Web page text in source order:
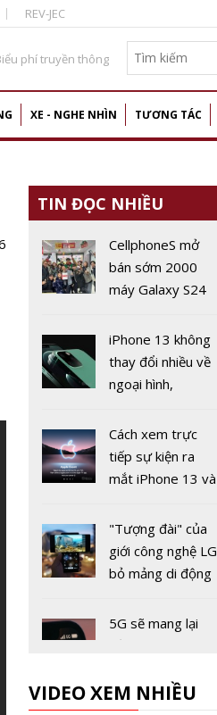
REV-JEC
phí truyền thông
XE - NGHE NHÌN TƯƠNG TÁC
TIN ĐỌC NHIỀU
CellphoneS mở
bán sớm 2000
máy Galaxy S24
iPhone 13 không
thay đổi nhiều về
ngoại hình,
nâng cấp mạnh
Cách xem trực
tiếp sự kiện ra
mắt iPhone 13 và
"Tượng đài" của
giới công nghệ LG
bỏ mảng di động
5G sẽ mang lại
điều gì cho iPhone
VIDEO XEM NHIỀU